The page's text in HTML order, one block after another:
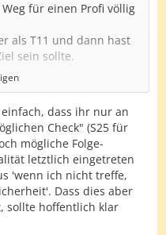
für einen Profi völlig
als T11 und dann hast
sein sollte.
schafft
mehr viel mit dem
er völlig egal welcher
halt auch nicht
haben. Ich sehe
absoluten sinnvollen,
dass ihr nur an
Check" (S25 für
mögliche Folge-
letztlich eingetreten
'wenn ich nicht treffe,
Dass dies aber
sollte hoffentlich klar